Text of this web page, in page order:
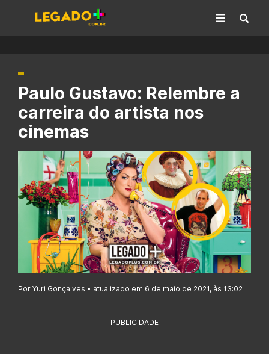
Paulo Gustavo: Relembre a
carreira do artista nos
cinemas
Por Yuri Gonçalves • atualizado em 6 de maio de 2021, às 13:02
PUBLICIDADE